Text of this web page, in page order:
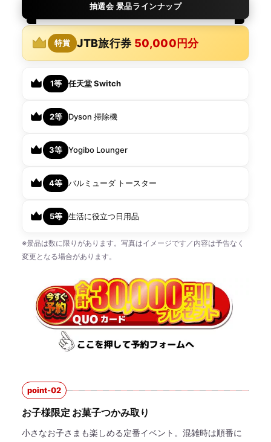
抽選会 景品ラインナップ
特賞 JTB旅行券 50,000円分
1等 任天堂 Switch
2等 Dyson 掃除機
3等 Yogibo Lounger
4等 バルミューダ トースター
5等 生活に役立つ日用品
※景品は数に限りがあります。写真はイメージです／内容は予告なく
変更となる場合があります。
point-02
お子様限定 お菓子つかみ取り
小さなお子さまも楽しめる定番イベント。混雑時は順番に